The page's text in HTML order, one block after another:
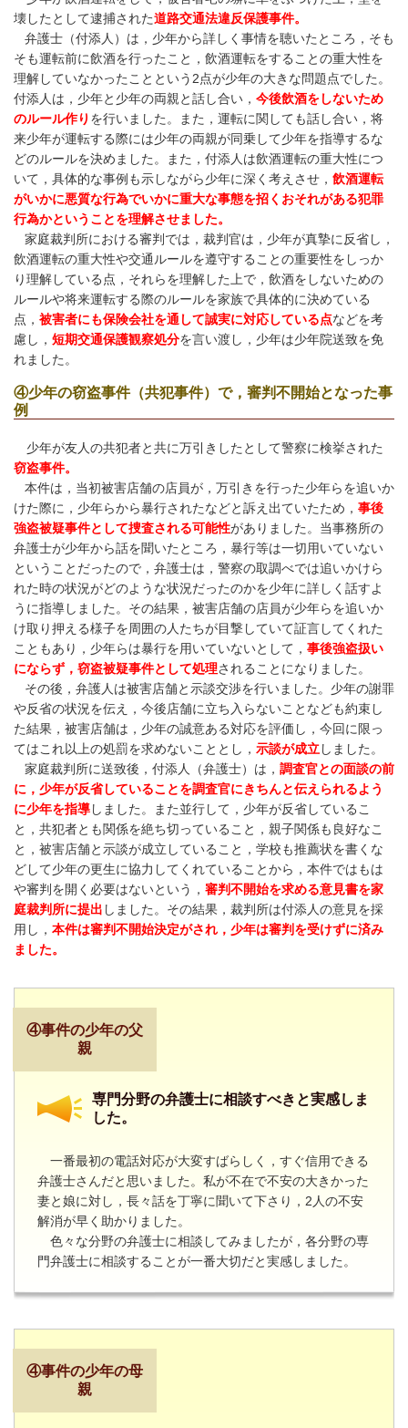
壊したとして逮捕された道路交通法違反保護事件。
弁護士（付添人）は，少年から詳しく事情を聴いたところ，そも
そも運転前に飲酒を行ったこと，飲酒運転をすることの重大性を
理解していなかったことという 2点が少年の大きな問題点でした。
付添人は，少年と少年の両親と話し合い， 今後飲酒をしないため
のルール作り を行いました。また，運転に関しても話し合い，将
来少年が運転する際には少年の両親が同乗して少年を指導するな
どのルールを決めました。また，付添人は飲酒運転の重大性につ
いて，具体的な事例も示しながら少年に深く考えさせ， 飲酒運転
がいかに悪質な行為でいかに重大な事態を招くおそれがある犯罪
行為かということを理解させました。
家庭裁判所における審判では，裁判官は，少年が真摯に反省し，
飲酒運転の重大性や交通ルールを遵守することの重要性をしっか
り理解している点，それらを理解した上で，飲酒をしないための
ルールや将来運転する際のルールを家族で具体的に決めている
点， 被害者にも保険会社を通して誠実に対応している点などを考
慮し， 短期交通保護観察処分を言い渡し，少年は少年院送致を免
れました。
④少年の窃盗事件（共犯事件）で，審判不開始となった事
例
少年が友人の共犯者と共に万引きしたとして警察に検挙された
窃盗事件。
本件は，当初被害店舗の店員が，万引きを行った少年らを追いか
けた際に，少年らから暴行されたなどと訴え出ていたため， 事後
強盗被疑事件として捜査される可能性がありました。当事務所の
弁護士が少年から話を聞いたところ，暴行等は一切用いていない
ということだったので，弁護士は，警察の取調べでは追いかけら
れた時の状況がどのような状況だったのかを少年に詳しく話すよ
うに指導しました。その結果，被害店舗の店員が少年らを追いか
け取り押える様子を周囲の人たちが目撃していて証言してくれた
こともあり，少年らは暴行を用いていないとして， 事後強盗扱い
にならず，窃盗被疑事件として処理されることになりました。
その後，弁護人は被害店舗と示談交渉を行いました。少年の謝罪
や反省の状況を伝え，今後店舗に立ち入らないことなども約束し
た結果，被害店舗は，少年の誠意ある対応を評価し，今回に限っ
てはこれ以上の処罰を求めないこととし， 示談が成立しました。
家庭裁判所に送致後， 付添人（弁護士）は， 調査官との面談の前
に，少年が反省していることを調査官にきちんと伝えられるよう
に少年を指導しました。また並行して，少年が反省しているこ
と，共犯者とも関係を絶ち切っていること，親子関係も良好なこ
と，被害店舗と示談が成立していること，学校も推薦状を書くな
どして少年の更生に協力してくれていることから，本件ではもは
や審判を開く必要はないという， 審判不開始を求める意見書を家
庭裁判所に提出 しました。 その結果，裁判所は付添人の意見を採
用し， 本件は審判不開始決定がされ，少年は審判を受けずに済み
ました。
④事件の少年の父
親
専門分野の弁護士に相談すべきと実感しま
した。
一番最初の電話対応が大変すばらしく，すぐ信用できる
弁護士さんだと思いました。私が不在で不安の大きかった
妻と娘に対し，長々話を丁寧に聞いて下さり， 2 人の不安
解消が早く助かりました。
色々な分野の弁護士に相談してみましたが，各分野の専
門弁護士に相談することが一番大切だと実感しました。
④事件の少年の母
親